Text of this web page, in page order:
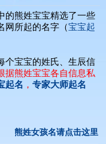
的熊姓宝宝精选了一些
网所起的名字（宝宝起
个宝宝的姓氏、生辰信
据熊姓宝宝各自信息私
起名 ， 专家大师起名
熊姓女孩名请点击这里